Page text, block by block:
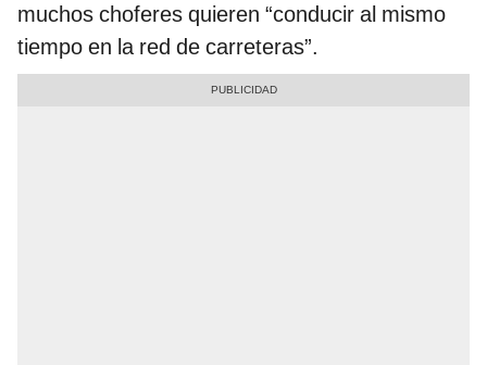
muchos choferes quieren “conducir al mismo
tiempo en la red de carreteras”.